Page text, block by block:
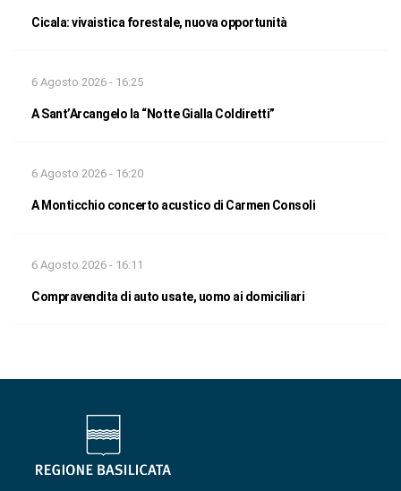
Cicala: vivaistica forestale, nuova opportunità
6 Agosto 2026 - 16:25
A Sant’Arcangelo la “Notte Gialla Coldiretti”
6 Agosto 2026 - 16:20
A Monticchio concerto acustico di Carmen Consoli
6 Agosto 2026 - 16:11
Compravendita di auto usate, uomo ai domiciliari